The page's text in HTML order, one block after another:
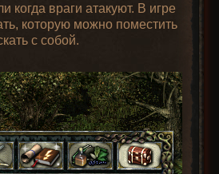
когда враги атакуют. В игре
которую можно поместить
с собой.